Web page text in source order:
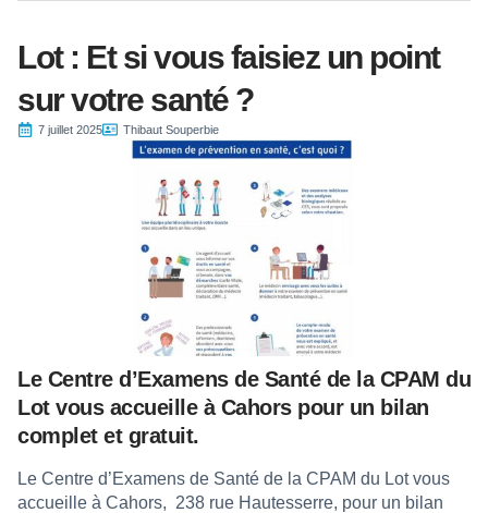
Lot : Et si vous faisiez un point
sur votre santé ?
7 juillet 2025 Thibaut Souperbie
Le Centre d’Examens de Santé de la CPAM du
Lot vous accueille à Cahors pour un bilan
complet et gratuit.
Le Centre d’Examens de Santé de la CPAM du Lot vous
accueille à Cahors, 238 rue Hautesserre, pour un bilan